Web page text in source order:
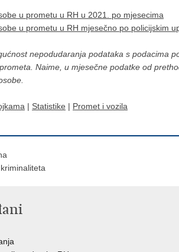
u prometu u RH u 2021. po mjesecima
u prometu u RH mjesečno po policijskim
nepodudaranja podataka s podacima
Naime, u mjesečne podatke od
| Statistike | Promet i vozila